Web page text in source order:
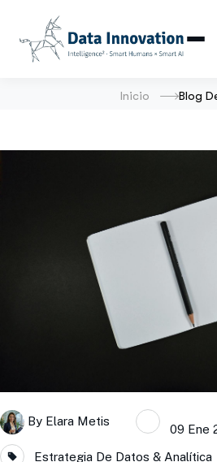
Inicio Blog
By Elara Metis
09 Ene
Estrategia De Datos & Analítica